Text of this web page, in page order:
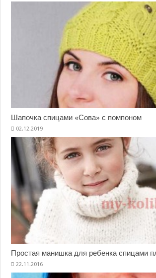
Шапочка спицами «Сова» с помпоном
Простая манишка для ребенка спицами